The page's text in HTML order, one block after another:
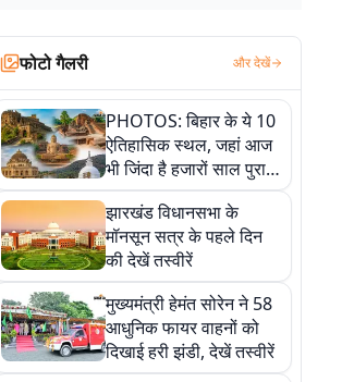
फोटो गैलरी और देखें
PHOTOS: बिहार के ये 10
ऐतिहासिक स्थल, जहां आज
भी जिंदा है हजारों साल पुराना
इतिहास, एक बार जरूर घूमिए
झारखंड विधानसभा के
मॉनसून सत्र के पहले दिन
की देखें तस्वीरें
मुख्यमंत्री हेमंत सोरेन ने 58
आधुनिक फायर वाहनों को
दिखाई हरी झंडी, देखें तस्वीरें